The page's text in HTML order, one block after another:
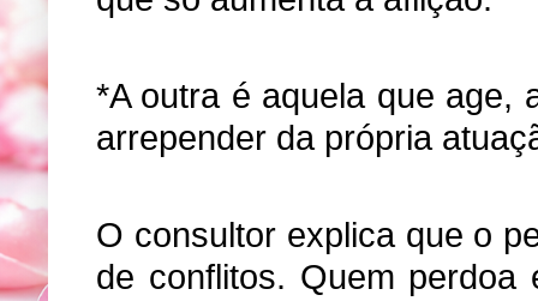
*A outra é aquela que age,
arrepender da própria
O consultor explica que o
de conflitos. Quem